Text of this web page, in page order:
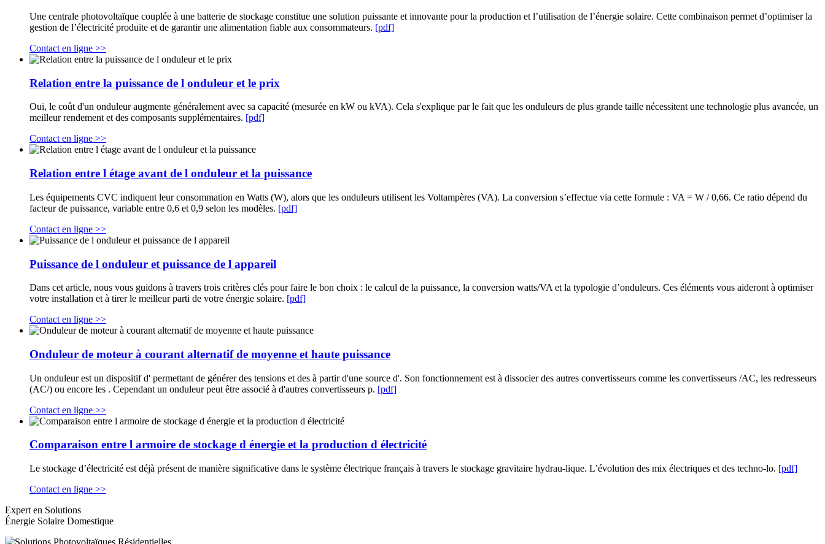
Une centrale photovoltaïque couplée à une batterie de stockage constitue une solution puissante et innovante pour la production et l’utilisation de l’énergie solaire. Cette combinaison permet d’optimiser la
gestion de l’électricité produite et de garantir une alimentation fiable aux consommateurs. [pdf]
Contact en ligne >>
Relation entre la puissance de l onduleur et le prix
Oui, le coût d'un onduleur augmente généralement avec sa capacité (mesurée en kW ou kVA). Cela s'explique par le fait que les onduleurs de plus grande taille nécessitent une technologie plus avancée, un
meilleur rendement et des composants supplémentaires. [pdf]
Contact en ligne >>
Relation entre l étage avant de l onduleur et la puissance
Les équipements CVC indiquent leur consommation en Watts (W), alors que les onduleurs utilisent les Voltampères (VA). La conversion s’effectue via cette formule : VA = W / 0,66. Ce ratio dépend du
facteur de puissance, variable entre 0,6 et 0,9 selon les modèles. [pdf]
Contact en ligne >>
Puissance de l onduleur et puissance de l appareil
Dans cet article, nous vous guidons à travers trois critères clés pour faire le bon choix : le calcul de la puissance, la conversion watts/VA et la typologie d’onduleurs. Ces éléments vous aideront à optimiser
votre installation et à tirer le meilleur parti de votre énergie solaire. [pdf]
Contact en ligne >>
Onduleur de moteur à courant alternatif de moyenne et haute puissance
Un onduleur est un dispositif d' permettant de générer des tensions et des à partir d'une source d'. Son fonctionnement est à dissocier des autres convertisseurs comme les convertisseurs /AC, les redresseurs
(AC/) ou encore les . Cependant un onduleur peut être associé à d'autres convertisseurs p. [pdf]
Contact en ligne >>
Comparaison entre l armoire de stockage d énergie et la production d électricité
Le stockage d’électricité est déjà présent de manière significative dans le système électrique français à travers le stockage gravitaire hydrau-lique. L’évolution des mix électriques et des techno-lo. [pdf]
Contact en ligne >>
Expert en Solutions
Énergie Solaire Domestique